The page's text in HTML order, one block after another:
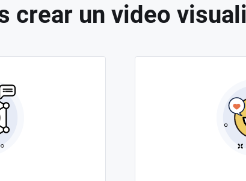
crear un video